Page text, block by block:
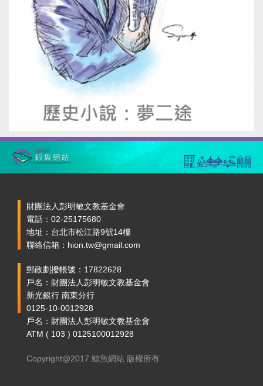
財團法人彭明敏文教基金會
電話：02-25175680
地址：台北市松江路9號14樓
聯絡信箱：hion.tw@gmail.com
郵政劃撥帳號：17822628
戶名：財團法人彭明敏文教基金會
新光銀行 南東分行
0125-10-0012928
戶名：財團法人彭明敏文教基金會
ATM ( 103 ) 0125100012928
Copyright@2017 鯨魚網站 版權所有